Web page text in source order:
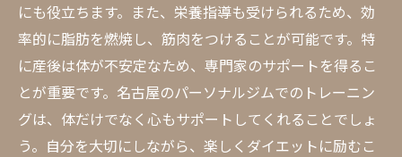
にも役立ちます。また、栄養指導も受けられるため、効
率的に脂肪を燃焼し、筋肉をつけることが可能です。特
に産後は体が不安定なため、専門家のサポートを得るこ
とが重要です。名古屋のパーソナルジムでのトレーニン
グは、体だけでなく心もサポートしてくれることでしょ
う。自分を大切にしながら、楽しくダイエットに励むこ